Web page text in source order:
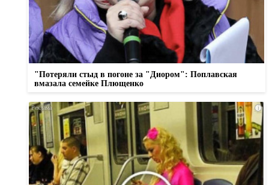
"Потеряли стыд в погоне за "Диором": Поплавская
вмазала семейке Плющенко
i